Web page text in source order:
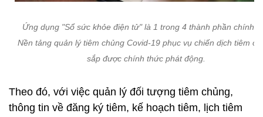
Ứng dụng "Sổ sức khỏe điện tử" là 1 trong 4 thành phần chính
Nền tảng quản lý tiêm chủng Covid-19 phục vụ chiến dịch tiêm
sắp được chính thức phát động.
Theo đó, với việc quản lý đối tượng tiêm chủng,
thông tin về đăng ký tiêm, kế hoạch tiêm, lịch tiêm